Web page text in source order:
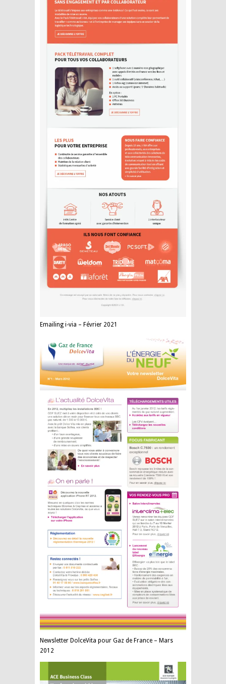
Emailing i-via – Février 2021
Newsletter DolceVita pour Gaz de France – Mars
2012